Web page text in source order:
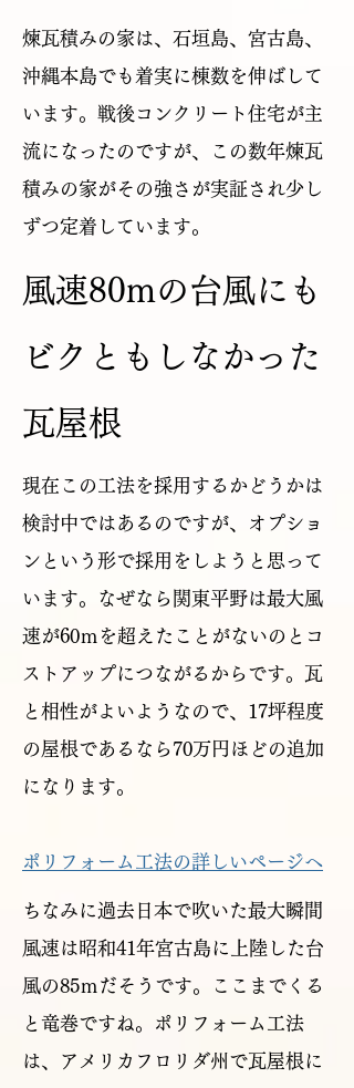
煉瓦積みの家は、石垣島、宮古島、
沖縄本島でも着実に棟数を伸ばして
います。戦後コンクリート住宅が主
流になったのですが、この数年煉瓦
積みの家がその強さが実証され少し
ずつ定着しています。
​風速80mの台風にも
ビクともしなかった
瓦屋根
現在この工法を採用するかどうかは
検討中ではあるのですが、オプショ
ンという形で採用をしようと思って
います。なぜなら関東平野は最大風
速が60ｍを超えたことがないのとコ
ストアップにつながるからです。瓦
と相性がよいようなので、17坪程度
の屋根であるなら70万円ほどの追加
になります。
ポリフォーム工法​の詳しいページへ
ちなみに過去日本で吹いた最大瞬間
風速は昭和41年宮古島に上陸した台
風の85ｍだそうです。ここまでくる
と竜巻ですね。ポリフォーム工法
は、アメリカフロリダ州で瓦屋根に